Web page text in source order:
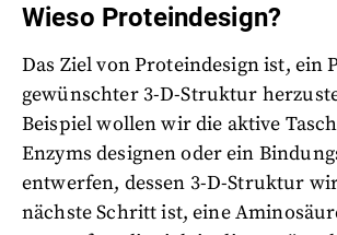
Wieso Proteindesign?
Das Ziel von Proteindesign ist, ein
gewünschter 3-D-Struktur
Beispiel wollen wir die aktive
Enzyms designen oder ein
entwerfen, dessen 3-D-Struktur
nächste Schritt ist, eine